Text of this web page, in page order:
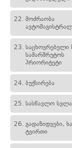
22. მოძრაობა
23. საცხოვრებელი
სამარშრუტოს
პრიორიტეტი
24. ბუქსირება
25. სასწავლო სვლა
26. გადაზიდვები,
ტვირთი